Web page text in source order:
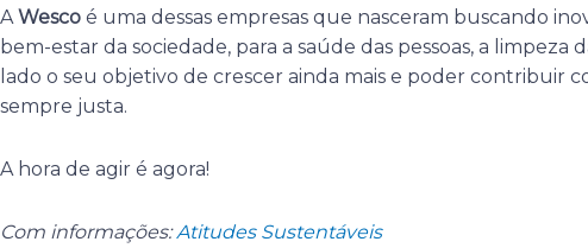
AWesco é uma dessas empresas que nasceram buscando
bem-estar da sociedade, para a saúde das pessoas, a limpeza
lado o seu objetivo de crescer ainda mais e poder contribuir
sempre justa.
A hora de agir é agora!
Com informações:Atitudes Sustentáveis